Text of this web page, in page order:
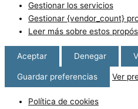
Gestionar los servicios
Gestionar {vendor_count}
Leer más sobre estos
Aceptar Denegar
Guardar preferencias Ver
Política de cookies